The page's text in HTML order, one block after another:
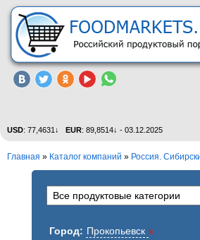
USD: 77,4631↓ EUR: 89,8514↓ - 03.12.2025
Главная » Каталог компаний » Россия.
Город: Прокопьевск x